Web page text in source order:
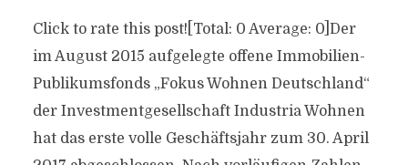
Click to rate this post![Total: 0 Average: 0]Der
im August 2015 aufgelegte offene Immobilien-
Publikumsfonds „Fokus Wohnen Deutschland“
der Investmentgesellschaft Industria Wohnen
hat das erste volle Geschäftsjahr zum 30. April